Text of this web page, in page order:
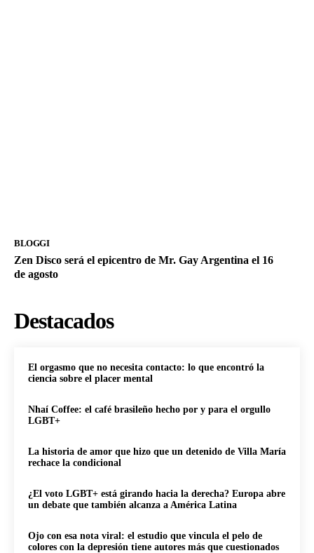
BLOGGI
Zen Disco será el epicentro de Mr. Gay Argentina el 16
de agosto
Destacados
El orgasmo que no necesita contacto: lo que encontró la
ciencia sobre el placer mental
Nhaí Coffee: el café brasileño hecho por y para el orgullo
LGBT+
La historia de amor que hizo que un detenido de Villa María
rechace la condicional
¿El voto LGBT+ está girando hacia la derecha? Europa abre
un debate que también alcanza a América Latina
Ojo con esa nota viral: el estudio que vincula el pelo de
colores con la depresión tiene autores más que cuestionados